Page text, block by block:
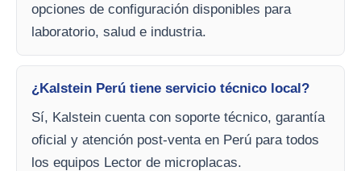
opciones de configuración disponibles para
laboratorio, salud e industria.
¿Kalstein Perú tiene servicio técnico local?
Sí, Kalstein cuenta con soporte técnico, garantía
oficial y atención post-venta en Perú para todos
los equipos Lector de microplacas.